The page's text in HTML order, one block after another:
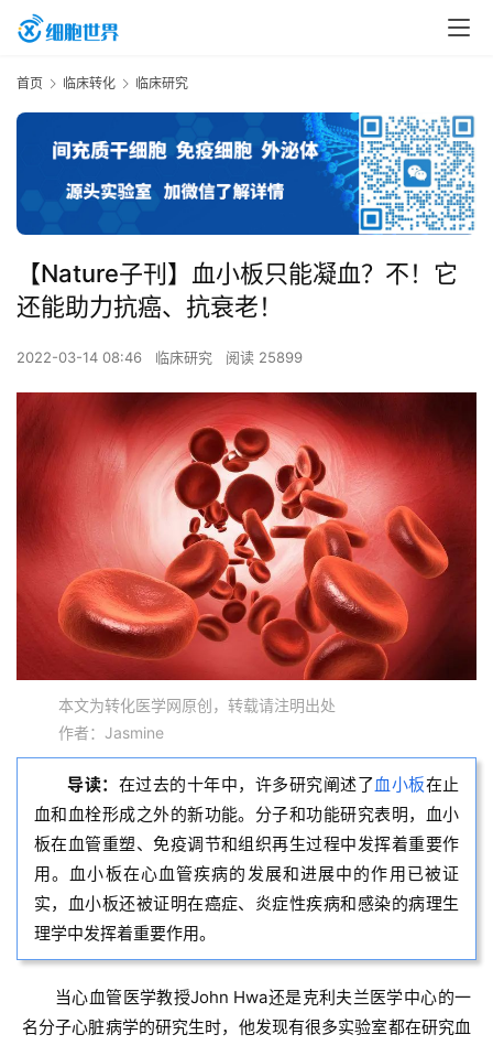
首页 临床转化 临床研究
【Nature子刊】血小板只能凝血？不！它
还能助力抗癌、抗衰老！
2022-03-14 08:46 临床研究 阅读 25899
本文为转化医学网原创，转载请注明出处
作者：Jasmine
导读： 在过去的十年中，许多研究阐述了血小板在止
血和血栓形成之外的新功能。分子和功能研究表明，血小
板在血管重塑、免疫调节和组织再生过程中发挥着重要作
用。血小板在心血管疾病的发展和进展中的作用已被证
实，血小板还被证明在癌症、炎症性疾病和感染的病理生
理学中发挥着重要作用。
当心血管医学教授John Hwa还是克利夫兰医学中心的一
名分子心脏病学的研究生时，他发现有很多实验室都在研究血